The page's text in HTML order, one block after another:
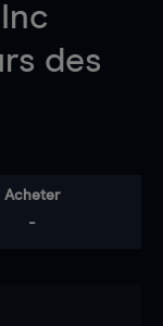
des
Acheter
-